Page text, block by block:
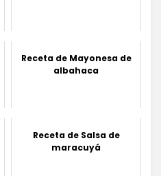
Receta de Mayonesa de
albahaca
Receta de Salsa de
maracuyá